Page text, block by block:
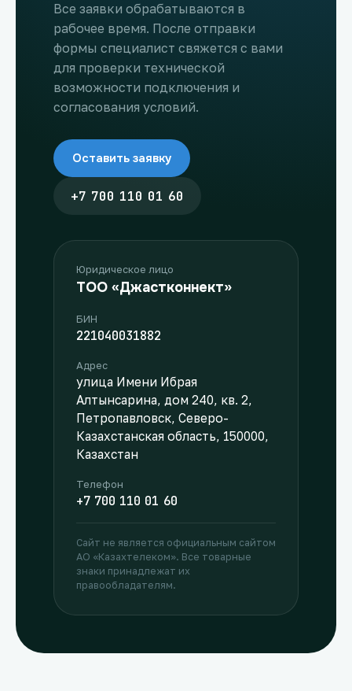
Все заявки обрабатываются в
рабочее время. После отправки
формы специалист свяжется с вами
для проверки технической
возможности подключения и
согласования условий.
Оставить заявку
+7 700 110 01 60
Юридическое лицо
ТОО «Джастконнект»
БИН
221040031882
Адрес
улица Имени Ибрая
Алтынсарина, дом 240, кв. 2,
Петропавловск, Северо-
Казахстанская область, 150000,
Казахстан
Телефон
+7 700 110 01 60
Сайт не является официальным сайтом
АО «Казахтелеком». Все товарные
знаки принадлежат их
правообладателям.